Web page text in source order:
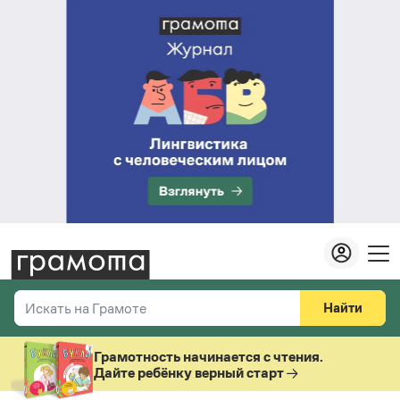
Искать на Грамоте
Справочная служба
Найти
Везде